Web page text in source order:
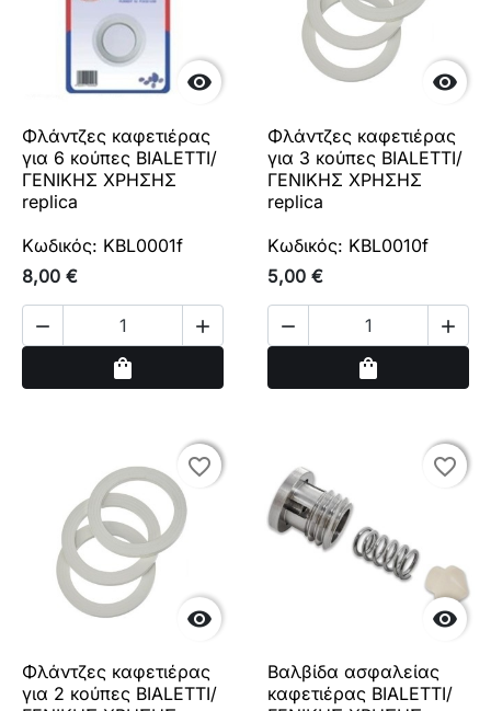

Φλάντζες καφετιέρας
για 6 κούπες BIALETTI/
ΓΕΝΙΚΗΣ ΧΡΗΣΗΣ
replica
Κωδικός: KBL0001f
8,00 €
 
shopping_bag

Φλάντζες καφετιέρας
για 3 κούπες BIALETTI/
ΓΕΝΙΚΗΣ ΧΡΗΣΗΣ
replica
Κωδικός: KBL0010f
5,00 €
 
shopping_bag

favorite_border
favorite_border
Φλάντζες καφετιέρας
για 2 κούπες BIALETTI/

favorite_border
favorite_border
Βαλβίδα ασφαλείας
καφετιέρας BIALETTI/